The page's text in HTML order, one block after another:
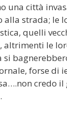
una città
alla strada; le
quelli
le
forse di
credo il